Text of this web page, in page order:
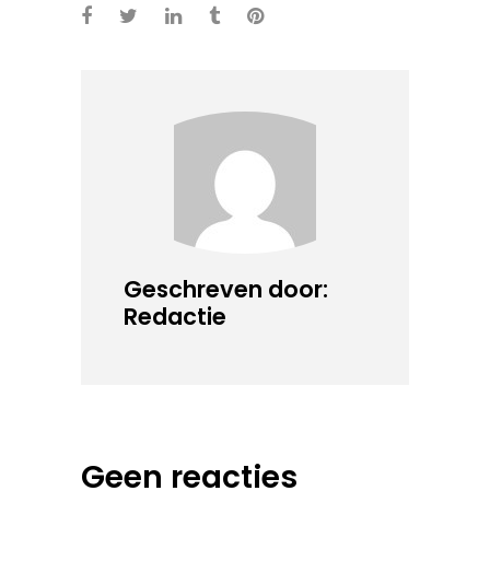
Geschreven door:
Redactie
Geen reacties